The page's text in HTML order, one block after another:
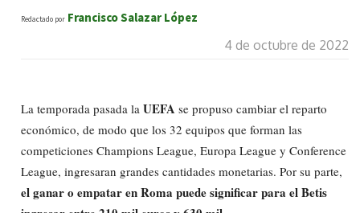
Redactado por Francisco Salazar López
4 de octubre de 2022
La temporada pasada la UEFA se propuso cambiar el reparto
económico, de modo que los 32 equipos que forman las
competiciones Champions League, Europa League y Conference
League, ingresaran grandes cantidades monetarias. Por su parte,
el ganar o empatar en Roma puede significar para el Betis